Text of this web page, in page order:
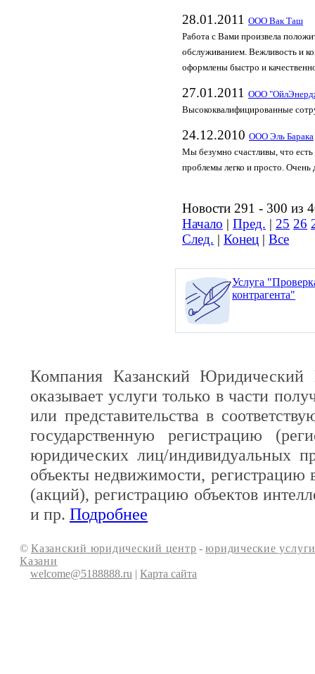
28.01.2011
ООО Вак Таш
Работа с Вами произвела
обслуживанием. Вежливость и
оформлены быстро и
27.01.2011
ООО
Высококвалифицированные
24.12.2010 ООО Эль Барака
Мы безумно счастливы, что
проблемы легко и просто.
Новости 291 - 300 из
Начало | Пред. | 25 26
След. | Конец | Все
Услуга
контрагента"
Компания Казанский Юридический
оказывает услуги только в части
или представительства в
государственную регистрацию
юридических лиц/индивидуальных
объекты недвижимости, регистрацию
(акций), регистрацию объектов
и пр. Подробнее
© Казанский юридический центр -юридические
Казани
welcome@5188888.ru | Карта сайта